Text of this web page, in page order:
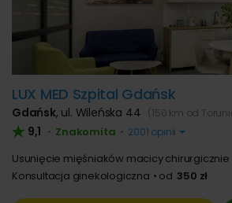
LUX MED Szpital Gdańsk
Gdańsk, ul. Wileńska 44 (150 km od
9,1 • Znakomita • 2001 opinii
Usunięcie mięśniaków macicy chirurgicznie
Konsultacja ginekologiczna
od 350 zł